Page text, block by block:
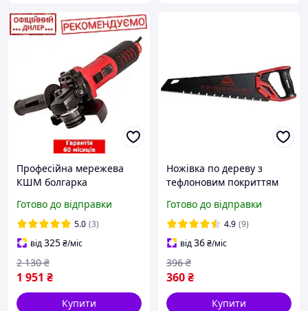
Професійна мережева
КШМ болгарка
Professional Ls 1213a BL
(1.3 кВт 11000 об./хв 125
мм Плавний пуск)
Готово до відправки
5.0 (3)
від325₴/міс
1 951 ₴
2 130 ₴
Купити
Ножівка по дереву з
тефлоновим покриттям
Vitals Professional 190047
Готово до відправки
4.9 (9)
від36₴/міс
360₴
396 ₴
Купити